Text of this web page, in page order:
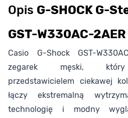
Opis G-SHOCK G-
GST-W330AC-2AER
Casio G-Shock GST-
zegarek męski,
przedstawicielem ciekawej
łączy ekstremalną
technologię i modny